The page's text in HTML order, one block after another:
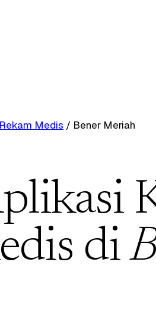
Medis / Bener Meriah
di